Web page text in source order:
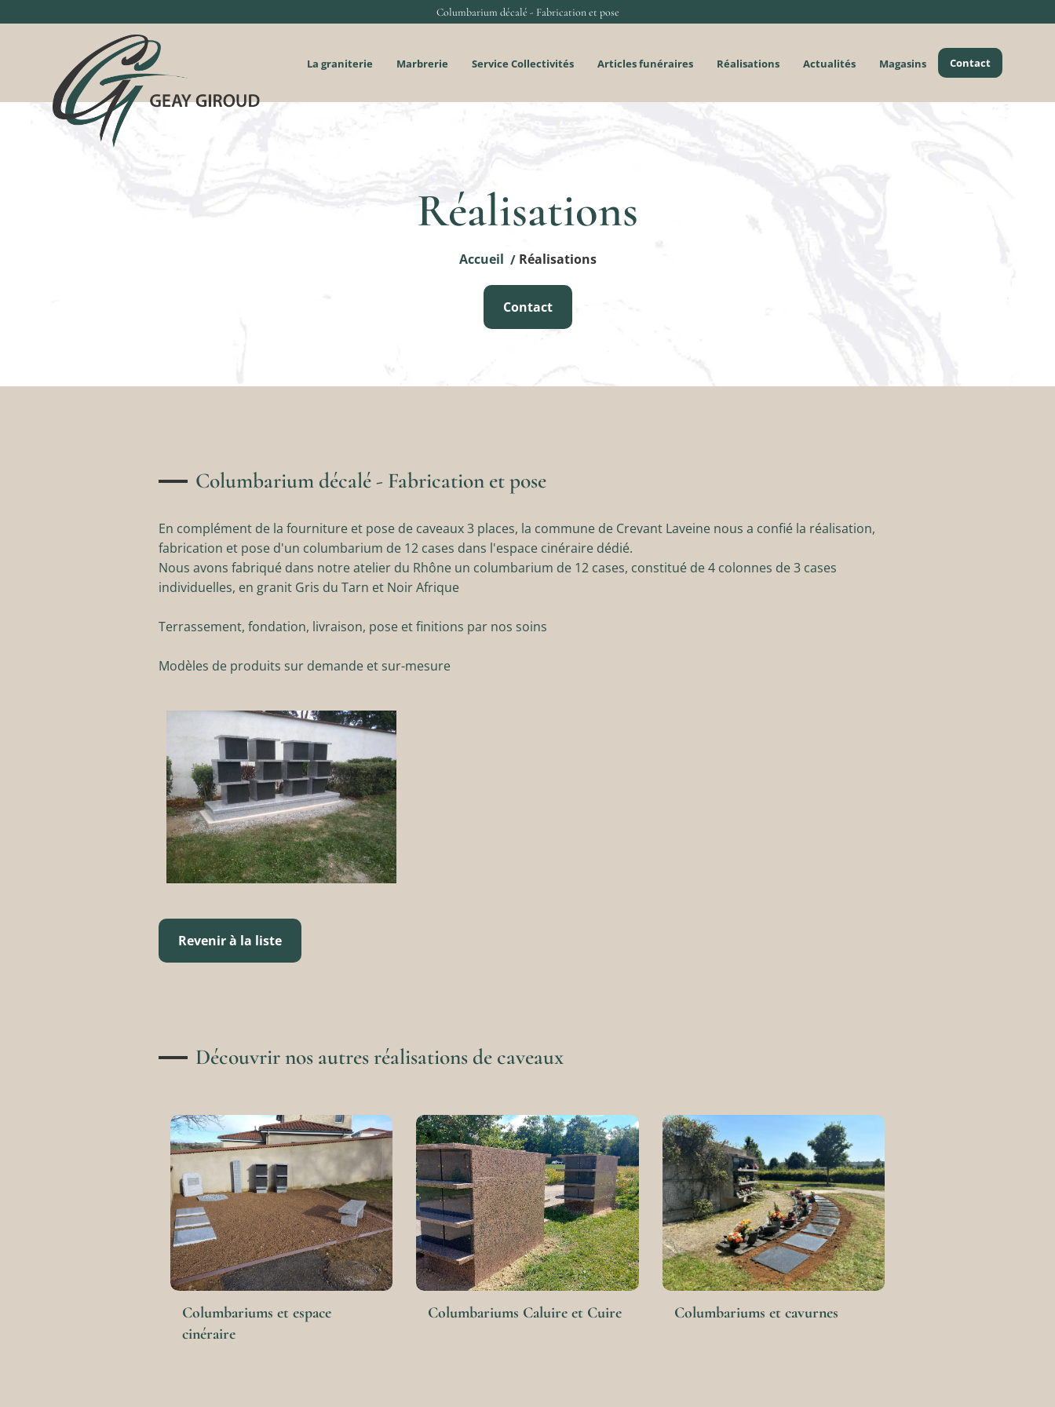
Columbarium décalé - Fabrication et pose
La graniterie Marbrerie Service Collectivités Articles funéraires Réalisations Actualités Magasins Contact
Réalisations
Accueil / Réalisations
Contact
Columbarium décalé - Fabrication et pose
En complément de la fourniture et pose de caveaux 3 places, la commune de Crevant Laveine nous a confié la réalisation,
fabrication et pose d'un columbarium de 12 cases dans l'espace cinéraire dédié.
Nous avons fabriqué dans notre atelier du Rhône un columbarium de 12 cases, constitué de 4 colonnes de 3 cases
individuelles, en granit Gris du Tarn et Noir Afrique
Terrassement, fondation, livraison, pose et finitions par nos soins
Modèles de produits sur demande et sur-mesure
Revenir à la liste
Découvrir nos autres réalisations de caveaux
Columbariums et espace
cinéraire
Columbariums Caluire et Cuire Columbariums et cavurnes